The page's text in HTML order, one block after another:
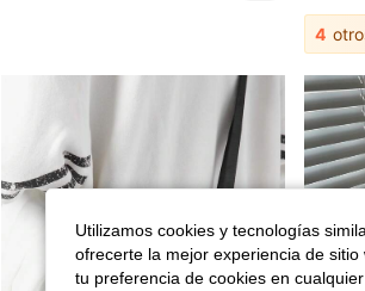
4
Utilizamos cookies y tecnologías
ofrecerte la mejor experiencia de
tu preferencia de cookies en